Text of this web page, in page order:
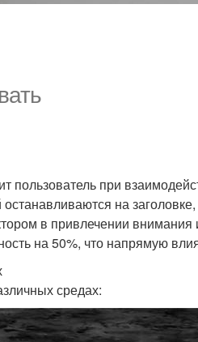
пользователь при
на
в привлечении
на 50%, что напрямую
средах: